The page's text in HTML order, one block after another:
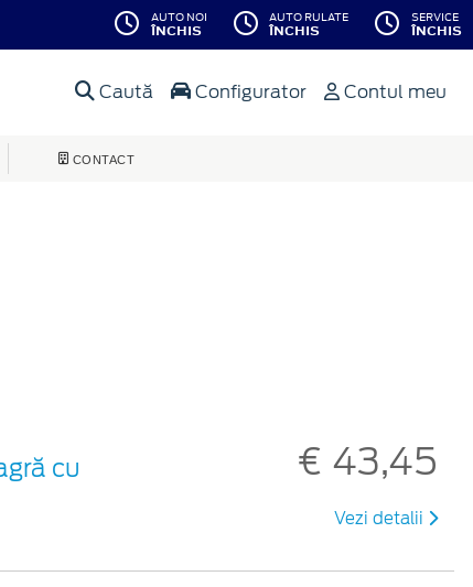
AUTO NOI
ÎNCHIS
AUTO RULATE
ÎNCHIS
SERVICE
ÎNCHIS
Caută Configurator Contul meu
CONTACT
cu
€ 43,45
Vezi detalii